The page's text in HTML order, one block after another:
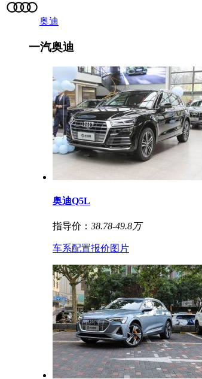
奥迪
一汽奥迪
奥迪Q5L
指导价： 38.78-49.8万
车系配置报价图片